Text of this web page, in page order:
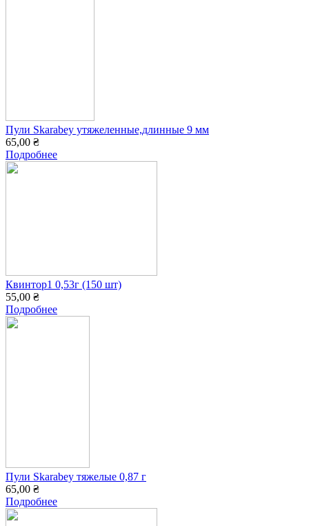
Пули Skarabey утяжеленные,длинные 9 мм
65,00 ₴
Подробнее
Квинтор1 0,53г (150 шт)
55,00 ₴
Подробнее
Пули Skarabey тяжелые 0,87 г
65,00 ₴
Подробнее